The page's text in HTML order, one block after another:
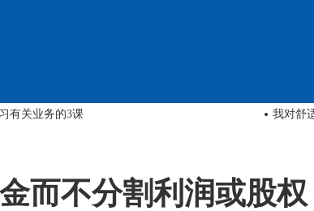
妙世界中的一个空白-并填补了它
而不分割利润或股权